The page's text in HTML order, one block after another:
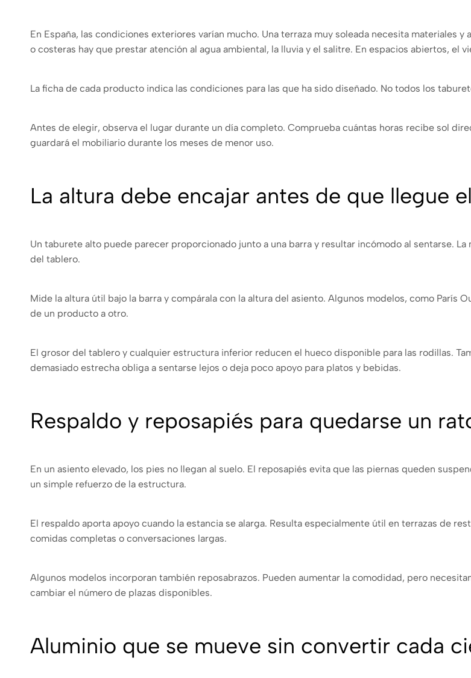
En España, las condiciones exteriores varían mucho. Una terraza muy soleada necesita materiales
o costeras hay que prestar atención al agua ambiental, la lluvia y el salitre. En espacios abiertos, el
La ficha de cada producto indica las condiciones para las que ha sido diseñado. No todos los
Antes de elegir, observa el lugar durante un día completo. Comprueba cuántas horas recibe sol
guardará el mobiliario durante los meses de menor uso.
La altura debe encajar antes de que llegue
Un taburete alto puede parecer proporcionado junto a una barra y resultar incómodo al sentarse.
del tablero.
Mide la altura útil bajo la barra y compárala con la altura del asiento. Algunos modelos, como París
de un producto a otro.
El grosor del tablero y cualquier estructura inferior reducen el hueco disponible para las rodillas.
demasiado estrecha obliga a sentarse lejos o deja poco apoyo para platos y bebidas.
Respaldo y reposapiés para quedarse un
En un asiento elevado, los pies no llegan al suelo. El reposapiés evita que las piernas queden
un simple refuerzo de la estructura.
El respaldo aporta apoyo cuando la estancia se alarga. Resulta especialmente útil en terrazas de
comidas completas o conversaciones largas.
Algunos modelos incorporan también reposabrazos. Pueden aumentar la comodidad, pero
cambiar el número de plazas disponibles.
Aluminio que se mueve sin convertir cada